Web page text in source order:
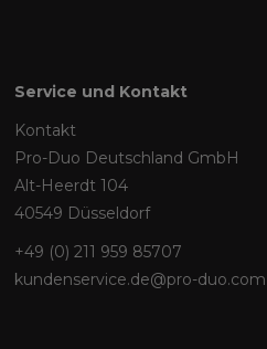
Service und Kontakt
Kontakt
Pro-Duo Deutschland GmbH
Alt-Heerdt 104
40549 Düsseldorf
+49 (0) 211 959 85707
kundenservice.de@pro-duo.com